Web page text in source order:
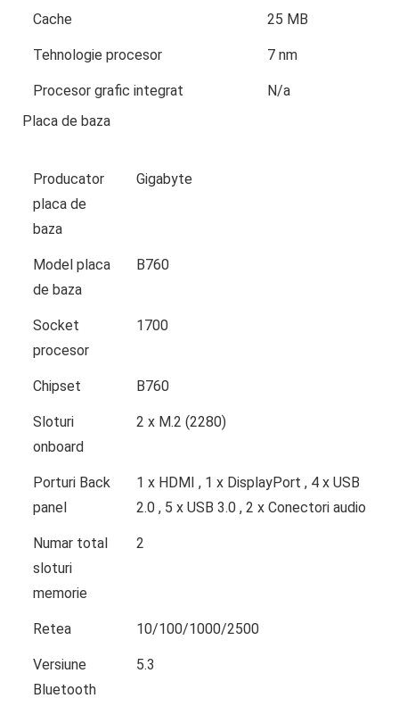
Cache 25 MB
Tehnologie procesor 7 nm
Procesor grafic integrat
N/a
Placa de baza
Producator
placa de
baza
Gigabyte
Model placa
de baza
B760
Socket
procesor
1700
Chipset B760
Sloturi
onboard
2 x M.2 (2280)
Porturi Back
panel
1 x HDMI , 1 x DisplayPort , 4 x USB
2.0 , 5 x USB 3.0 , 2 x Conectori audio
Numar total
sloturi
memorie
2
Retea 10/100/1000/2500
Versiune
Bluetooth
5.3